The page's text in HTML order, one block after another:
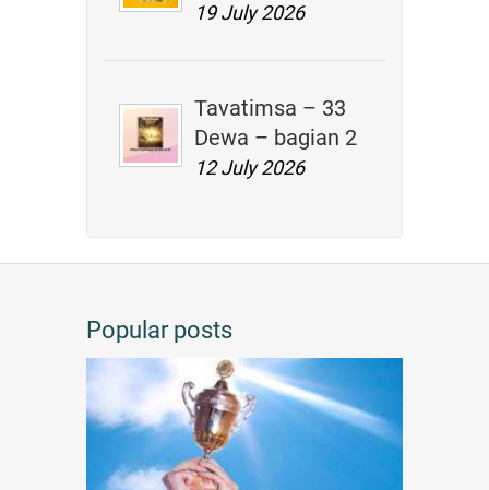
19 July 2026
Tavatimsa – 33
Dewa – bagian 2
12 July 2026
Popular posts